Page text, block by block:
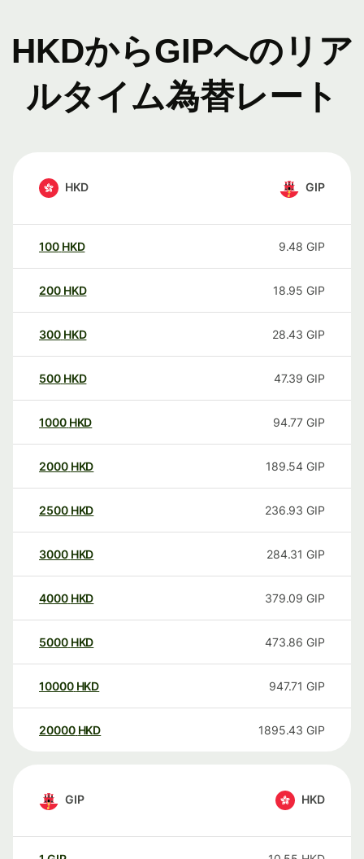
HKDからGIPへのリア
ルタイム為替レート
HKD GIP
100 HKD 9.48 GIP
200 HKD 18.95 GIP
300 HKD 28.43 GIP
500 HKD 47.39 GIP
1000 HKD 94.77 GIP
2000 HKD 189.54 GIP
2500 HKD 236.93 GIP
3000 HKD 284.31 GIP
4000 HKD 379.09 GIP
5000 HKD 473.86 GIP
10000 HKD 947.71 GIP
20000 HKD 1895.43 GIP
GIP HKD